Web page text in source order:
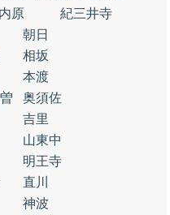
内原
紀三井寺
朝日
相坂
本渡
奥須佐
吉里
山東中
明王寺
直川
神波